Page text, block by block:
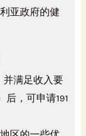
亚政府的健
并满足收入要
，可申请191